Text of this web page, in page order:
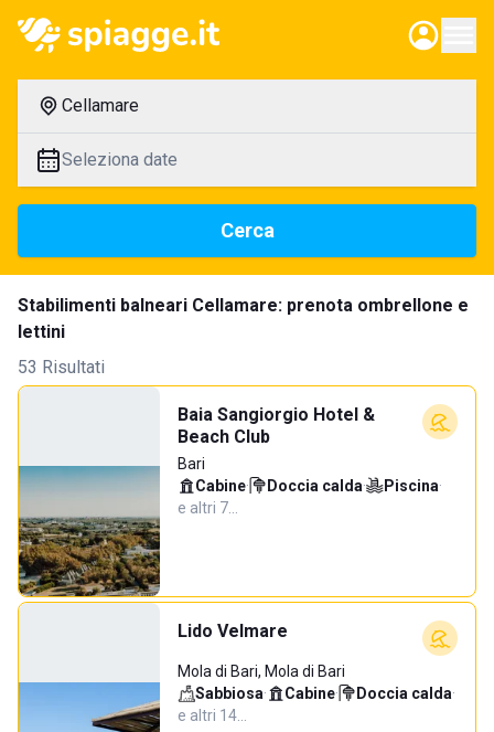
Cellamare
Seleziona date
Cerca
Stabilimenti balneari Cellamare: prenota ombrellone e
lettini
53 Risultati
Baia Sangiorgio Hotel &
Beach Club
Bari
Cabine· Doccia calda· Piscina·
e altri 7…
Lido Velmare
Mola di Bari, Mola di Bari
Sabbiosa· Cabine· Doccia calda·
e altri 14…